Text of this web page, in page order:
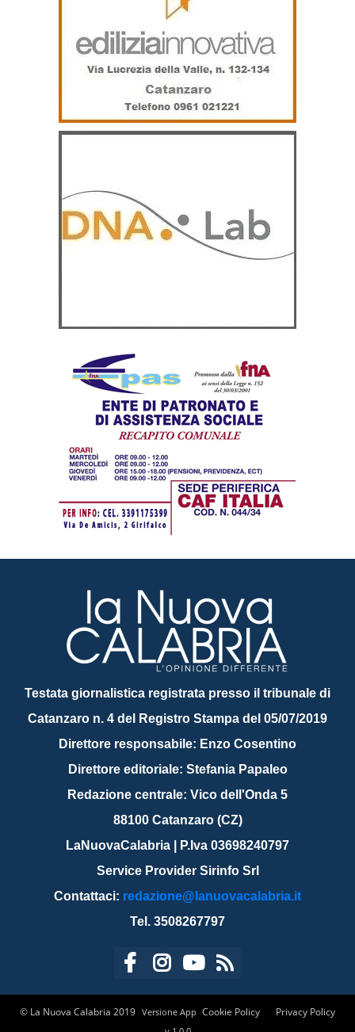
Testata giornalistica registrata presso il tribunale di
Catanzaro n. 4 del Registro Stampa del 05/07/2019
Direttore responsabile: Enzo Cosentino
Direttore editoriale: Stefania Papaleo
Redazione centrale: Vico dell'Onda 5
88100 Catanzaro (CZ)
LaNuovaCalabria | P.Iva 03698240797
Service Provider Sirinfo Srl
Contattaci: redazione@lanuovacalabria.it
Tel. 3508267797
© La Nuova Calabria 2019 Cookie Policy Privacy Policy
Versione App